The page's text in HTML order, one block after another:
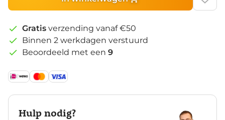
Gratis verzending vanaf €50
Binnen 2 werkdagen verstuurd
Beoordeeld met een 9
Hulp nodig?